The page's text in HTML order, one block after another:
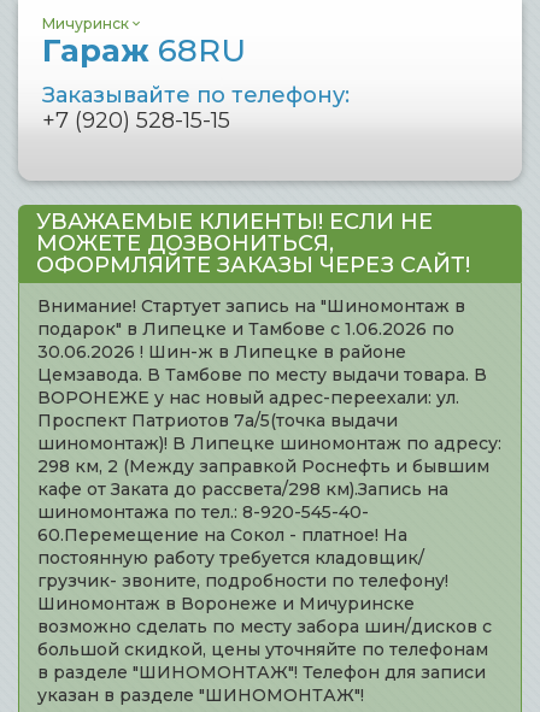
Мичуринск
Гараж 68RU
Заказывайте по телефону:
+7 (920) 528-15-15
УВАЖАЕМЫЕ КЛИЕНТЫ! ЕСЛИ НЕ
МОЖЕТЕ ДОЗВОНИТЬСЯ,
ОФОРМЛЯЙТЕ ЗАКАЗЫ ЧЕРЕЗ САЙТ!
Внимание! Стартует запись на "Шиномонтаж в
подарок" в Липецке и Тамбове с 1.06.2026 по
30.06.2026 ! Шин-ж в Липецке в районе
Цемзавода. В Тамбове по месту выдачи товара. В
ВОРОНЕЖЕ у нас новый адрес-переехали: ул.
Проспект Патриотов 7а/5(точка выдачи
шиномонтаж)! В Липецке шиномонтаж по адресу:
298 км, 2 (Между заправкой Роснефть и бывшим
кафе от Заката до рассвета/298 км).Запись на
шиномонтажа по тел.: 8-920-545-40-
60.Перемещение на Сокол - платное! На
постоянную работу требуется кладовщик/
грузчик- звоните, подробности по телефону!
Шиномонтаж в Воронеже и Мичуринске
возможно сделать по месту забора шин/дисков с
большой скидкой, цены уточняйте по телефонам
в разделе "ШИНОМОНТАЖ"! Телефон для записи
указан в разделе "ШИНОМОНТАЖ"!